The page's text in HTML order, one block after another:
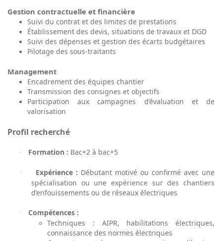
Gestion contractuelle et financière
Suivi du contrat et des limites de prestations
Établissement des devis, situations de travaux et DGD
Suivi des dépenses et gestion des écarts budgétaires
Pilotage des sous-traitants
Management
Encadrement des équipes chantier
Transmission des consignes et objectifs
Participation aux campagnes d’évaluation et de
valorisation
Profil recherché
· Formation : Bac+2 à bac+5
· Expérience : Débutant motivé ou confirmé avec une
spécialisation ou une expérience sur des chantiers
d’enfouissements ou de réseaux électriques
·
Compétences :
Techniques : AIPR, habilitations électriques,
connaissance des normes électriques